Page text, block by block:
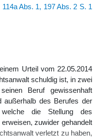
Abs. 1, 197 Abs. 2 S. 1
Urteil vom 22.05.2014
schuldig ist, in zwei
Beruf gewissenhaft
außerhalb des Berufes der
die Stellung des
zuwider gehandelt
verletzt zu haben,